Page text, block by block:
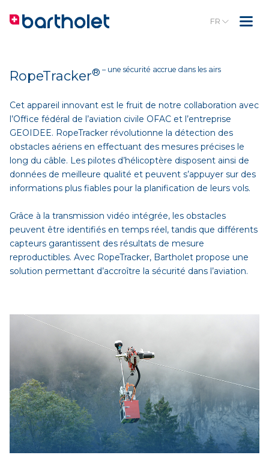
FR
RopeTracker® – une sécurité accrue dans les airs
Cet appareil innovant est le fruit de notre collaboration avec
l’Office fédéral de l’aviation civile OFAC et l’entreprise
GEOIDEE. RopeTracker révolutionne la détection des
obstacles aériens en effectuant des mesures précises le
long du câble. Les pilotes d’hélicoptère disposent ainsi de
données de meilleure qualité et peuvent s’appuyer sur des
informations plus fiables pour la planification de leurs vols.
Grâce à la transmission vidéo intégrée, les obstacles
peuvent être identifiés en temps réel, tandis que différents
capteurs garantissent des résultats de mesure
reproductibles. Avec RopeTracker, Bartholet propose une
solution permettant d’accroître la sécurité dans l’aviation.